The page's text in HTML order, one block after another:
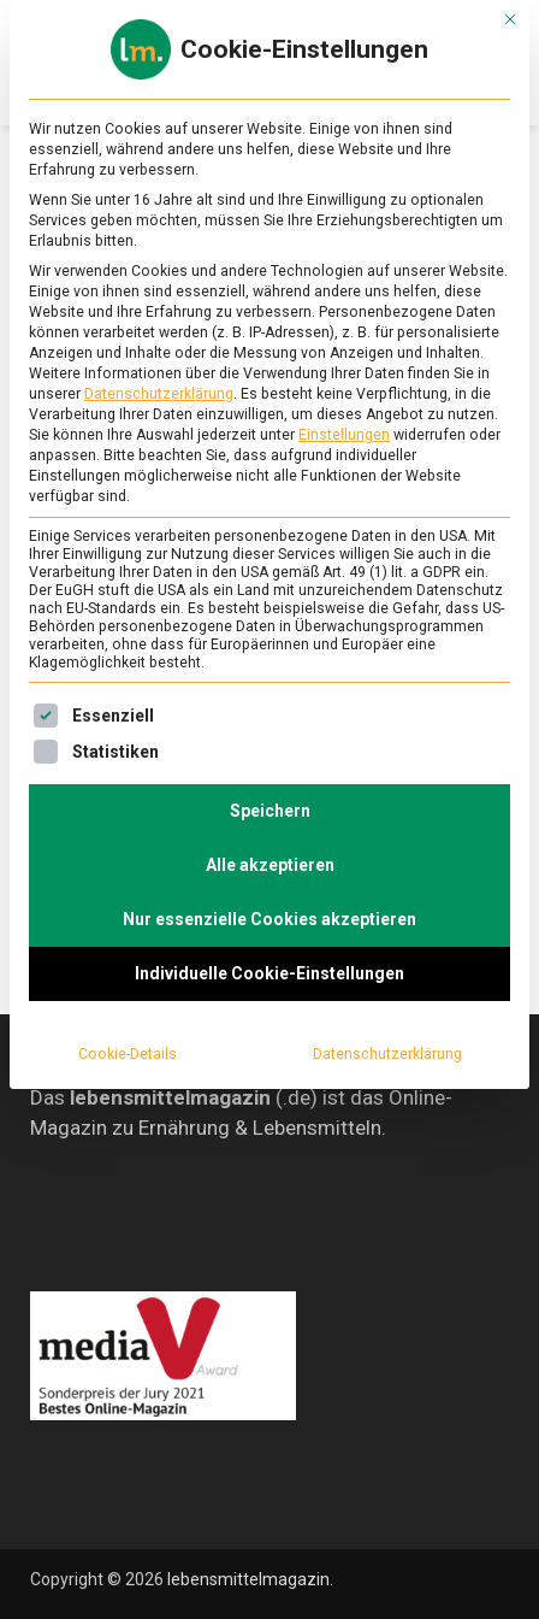
Online-
Magazin
zu
&
Ernährung
SCHLAGWORT:CIVEY UMFRAGE
ERNÄHRUNG & GESUNDHEIT /FEATURED
Vanillekipferl sind die beliebtesten
Weihnachtsplätzchen
6. Dezember 2022
beliebtesten
Vanillekipferl sind die beliebtesten
Weihnachtsplätzchen der Deutschen – am meisten
selber gebacken werden aber Mürbeteigplätzchen.
Auftrag des Lebensmittelverbands.
Das lebensmittelmagazin (.de) ist das Online-
Magazin zu Ernährung & Lebensmitteln.
Copyright © 2026 lebensmittelmagazin
Mit
Cookie-Einstellungen
Wir nutzen Cookies auf unserer Website. Einige von ihnen sind
essenziell, während andere uns helfen, diese Website und Ihre
Erfahrung zu verbessern.
Wenn Sie unter 16 Jahre alt sind und Ihre Einwilligung zu optionalen
Services geben möchten, müssen Sie Ihre Erziehungsberechtigten um
Erlaubnis bitten.
Wir verwenden Cookies und andere Technologien auf unserer Website.
Einige von ihnen sind essenziell, während andere uns helfen, diese
Website und Ihre Erfahrung zu verbessern. Personenbezogene Daten
können verarbeitet werden (z. B. IP-Adressen), z. B. für personalisierte
Anzeigen und Inhalte oder die Messung von Anzeigen und Inhalten.
Weitere Informationen über die Verwendung Ihrer Daten finden Sie in
unserer Datenschutzerklärung. Es besteht keine Verpflichtung, in die
Verarbeitung Ihrer Daten einzuwilligen, um dieses Angebot zu nutzen.
Sie können Ihre Auswahl jederzeit unter Einstellungen widerrufen oder
anpassen. Bitte beachten Sie, dass aufgrund individueller
Einstellungen möglicherweise nicht alle Funktionen der Website
verfügbar sind.
Einige Services verarbeiten personenbezogene Daten in den USA. Mit
Ihrer Einwilligung zur Nutzung dieser Services willigen Sie auch in die
Verarbeitung Ihrer Daten in den USA gemäß Art. 49 (1) lit. a GDPR ein.
Der EuGH stuft die USA als ein Land mit unzureichendem Datenschutz
nach EU-Standards ein. Es besteht beispielsweise die Gefahr, dass US-
Behörden personenbezogene Daten in Überwachungsprogrammen
verarbeiten, ohne dass für Europäerinnen und Europäer eine
Klagemöglichkeit besteht.
Es folgt eine Liste der Service-Gruppen, für die eine
Essenziell
Statistiken
Speichern
Alle akzeptieren
Nur essenzielle Cookies akzeptieren
Individuelle Cookie-Einstellungen
Cookie-Details Datenschutzerklärung